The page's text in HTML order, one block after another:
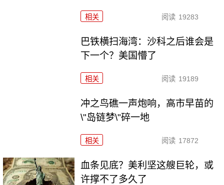
相关 阅读 19283
巴铁横扫海湾：沙科之后谁会是
下一个？美国懵了
相关 阅读 19189
冲之鸟礁一声炮响，高市早苗的
\"岛链梦\"碎一地
相关 阅读 17872
血条见底？美利坚这艘巨轮，或
许撑不了多久了